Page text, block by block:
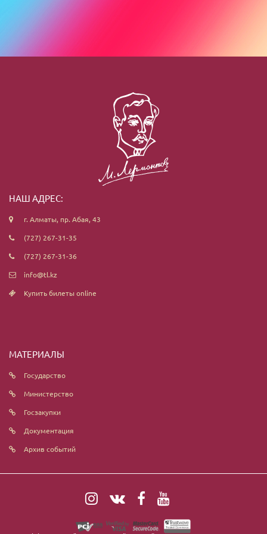
НАШ АДРЕС:
г. Алматы, пр. Абая, 43
(727) 267-31-35
(727) 267-31-36
info@tl.kz
Купить билеты online
МАТЕРИАЛЫ
Государство
Министерство
Госзакупки
Документация
Архив событий